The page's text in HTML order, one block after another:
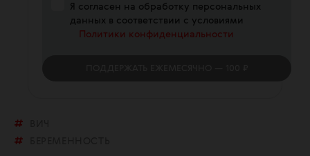
Я согласен на обработку персональных
данных в соответствии с условиями
Политики конфиденциальности